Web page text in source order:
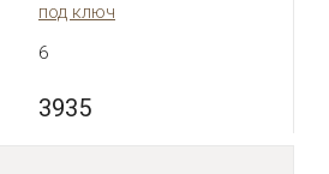
под ключ
6
3935